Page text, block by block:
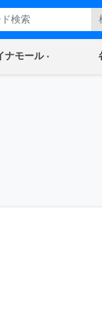
ナモール(current)